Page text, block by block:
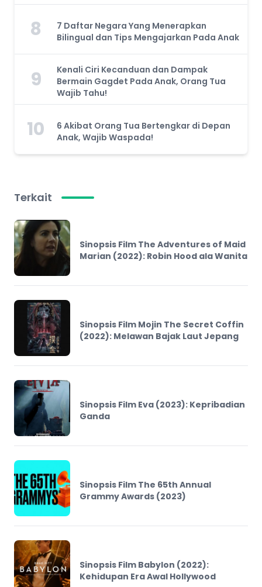
8
7 Daftar Negara Yang Menerapkan
Bilingual dan Tips Mengajarkan Pada Anak
9
Kenali Ciri Kecanduan dan Dampak
Bermain Gagdet Pada Anak, Orang Tua
Wajib Tahu!
10
6 Akibat Orang Tua Bertengkar di Depan
Anak, Wajib Waspada!
Terkait
Sinopsis Film The Adventures of Maid
Marian (2022): Robin Hood ala Wanita
Sinopsis Film Mojin The Secret Coffin
(2022): Melawan Bajak Laut Jepang
Sinopsis Film Eva (2023): Kepribadian
Ganda
Sinopsis Film The 65th Annual
Grammy Awards (2023)
Sinopsis Film Babylon (2022):
Kehidupan Era Awal Hollywood